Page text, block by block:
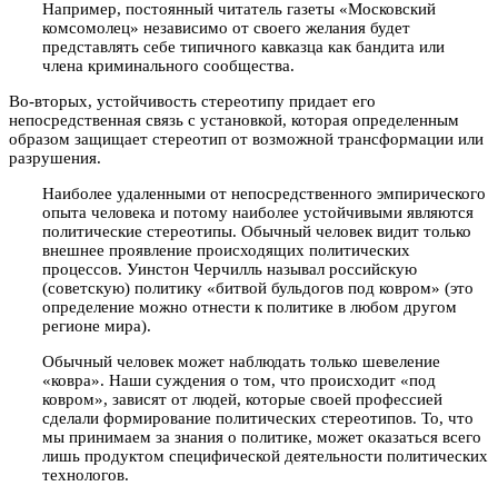
Например, постоянный читатель газеты «Московский
комсомолец» независимо от своего желания будет
представлять себе типичного кавказца как бандита или
члена криминального сообщества.
Во-вторых, устойчивость стереотипу придает его
непосредственная связь с установкой, которая определенным
образом защищает стереотип от возможной трансформации или
разрушения.
Наиболее удаленными от непосредственного эмпирического
опыта человека и потому наиболее устойчивыми являются
политические стереотипы. Обычный человек видит только
внешнее проявление происходящих политических
процессов. Уинстон Черчилль называл российскую
(советскую) политику «битвой бульдогов под ковром» (это
определение можно отнести к политике в любом другом
регионе мира).
Обычный человек может наблюдать только шевеление
«ковра». Наши суждения о том, что происходит «под
ковром», зависят от людей, которые своей профессией
сделали формирование политических стереотипов. То, что
мы принимаем за знания о политике, может оказаться всего
лишь продуктом специфической деятельности политических
технологов.